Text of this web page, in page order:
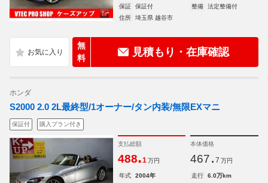
保証
保証付 整備
法定整備付
住所
埼玉県 越谷市
無
料
見積もり・在庫確認
ホンダ
S2000 2.0 2L最終型/1オーナー/タン内装/無限EXマニ
保証付 購入プラン付き
支払総額
488.1 万円
本体価格
467. 7 万円
年式 2004年 走行
6.0万km